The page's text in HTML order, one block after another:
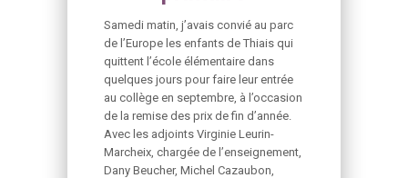
Samedi matin, j’avais convié au parc
de l’Europe les enfants de Thiais qui
quittent l’école élémentaire dans
quelques jours pour faire leur entrée
au collège en septembre, à l’occasion
de la remise des prix de fin d’année.
Avec les adjoints Virginie Leurin-
Marcheix, chargée de l’enseignement,
Dany Beucher, Michel Cazaubon,